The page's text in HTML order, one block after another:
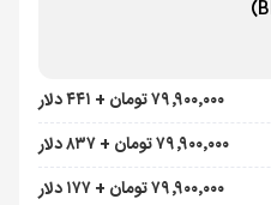
۷۹٬۹۰۰٬۰۰۰ تومان + ۴۴۱ دلار
۷۹٬۹۰۰٬۰۰۰ تومان + ۸۳۷ دلار
۷۹٬۹۰۰٬۰۰۰ تومان + ۱۷۷ دلار